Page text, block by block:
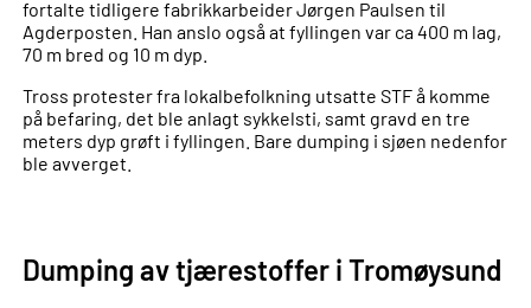
fortalte tidligere fabrikkarbeider Jørgen Paulsen til
Agderposten. Han anslo også at fyllingen var ca 400 m lag,
70 m bred og 10 m dyp.
Tross protester fra lokalbefolkning utsatte STF å komme
på befaring, det ble anlagt sykkelsti, samt gravd en tre
meters dyp grøft i fyllingen. Bare dumping i sjøen nedenfor
ble avverget.
Dumping av tjærestoffer i Tromøysund